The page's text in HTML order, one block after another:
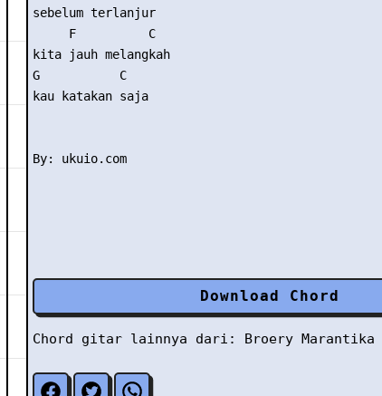
sebelum terlanjur
     F          C
kita jauh melangkah
G           C
kau katakan saja
Download Chord
Chord gitar lainnya dari: Broery Marantika